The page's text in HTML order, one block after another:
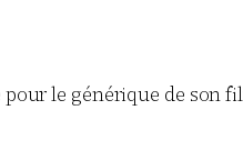
le générique de son